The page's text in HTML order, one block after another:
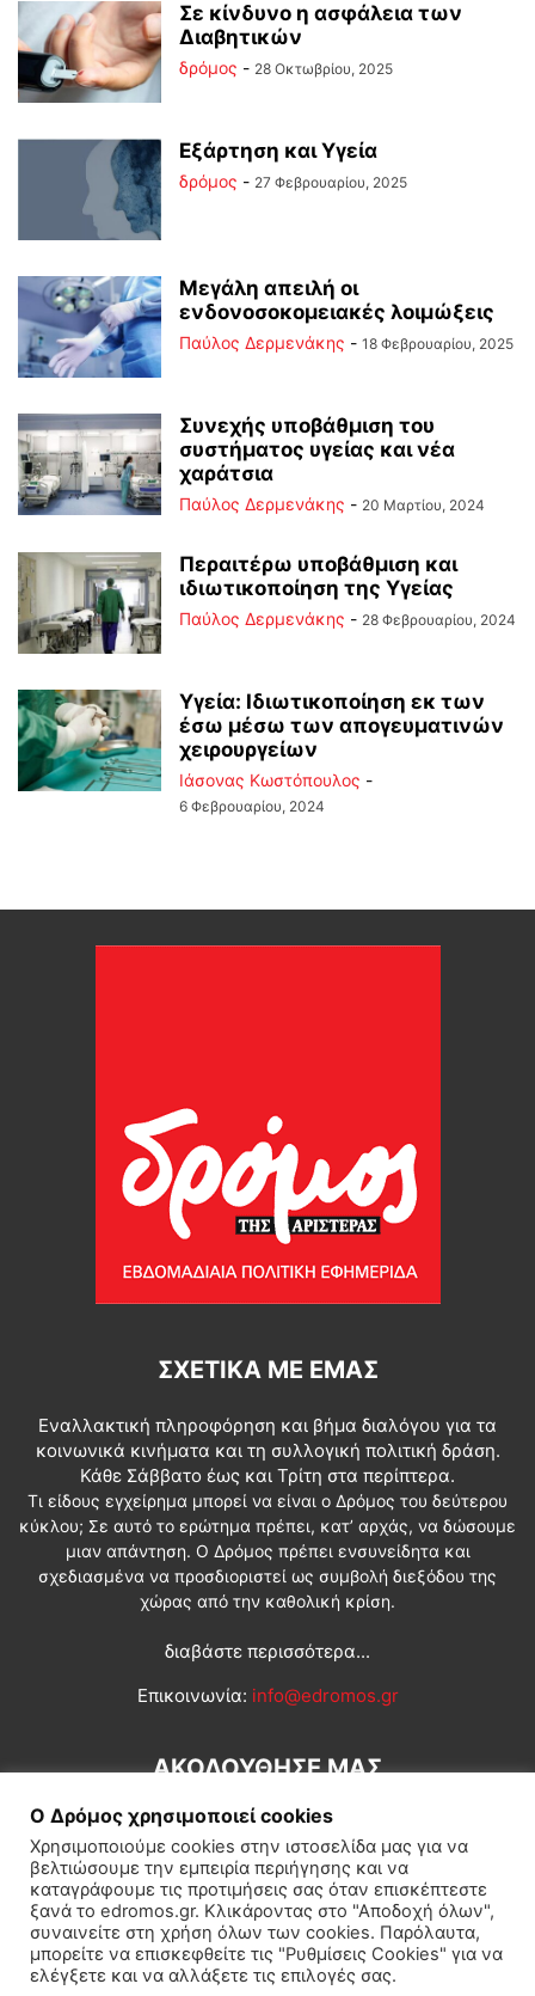
Σε κίνδυνο η ασφάλεια των
Διαβητικών
δρόμος - 28 Οκτωβρίου, 2025
Εξάρτηση και Υγεία
δρόμος - 27 Φεβρουαρίου, 2025
Μεγάλη απειλή οι
ενδονοσοκομειακές λοιμώξεις
Παύλος Δερμενάκης - 18 Φεβρουαρίου, 2025
Συνεχής υποβάθμιση του
συστήματος υγείας και νέα
χαράτσια
Παύλος Δερμενάκης - 20 Μαρτίου, 2024
Περαιτέρω υποβάθμιση και
ιδιωτικοποίηση της Υγείας
Παύλος Δερμενάκης - 28 Φεβρουαρίου, 2024
Υγεία: Ιδιωτικοποίηση εκ των
έσω μέσω των απογευματινών
χειρουργείων
Ιάσονας Κωστόπουλος -
6 Φεβρουαρίου, 2024
ΣΧΕΤΙΚΆ ΜΕ ΕΜΆΣ
Εναλλακτική πληροφόρηση και βήμα διαλόγου για τα
κοινωνικά κινήματα και τη συλλογική πολιτική δράση.
Κάθε Σάββατο έως και Τρίτη στα περίπτερα.
Τι είδους εγχείρημα μπορεί να είναι ο Δρόμος του δεύτερου
κύκλου; Σε αυτό το ερώτημα πρέπει, κατ’ αρχάς, να δώσουμε
μιαν απάντηση. Ο Δρόμος πρέπει ενσυνείδητα και
σχεδιασμένα να προσδιοριστεί ως συμβολή διεξόδου της
χώρας από την καθολική κρίση.
διαβάστε περισσότερα...
Επικοινωνία: info@edromos.gr
ΑΚΟΛΟΥΘΗΣΕ ΜΑΣ
Εγγραφή συνδρομητή Πολιτική Διεθνή Κοινωνία
Πολιτισμός Αφιερώματα
Ο Δρόμος χρησιμοποιεί cookies
Χρησιμοποιούμε cookies στην ιστοσελίδα μας για να
βελτιώσουμε την εμπειρία περιήγησης και να
καταγράφουμε τις προτιμήσεις σας όταν επισκέπτεστε
ξανά το edromos.gr. Κλικάροντας στο "Αποδοχή όλων",
συναινείτε στη χρήση όλων των cookies. Παρόλαυτα,
μπορείτε να επισκεφθείτε τις "Ρυθμίσεις Cookies" για να
ελέγξετε και να αλλάξετε τις επιλογές σας.